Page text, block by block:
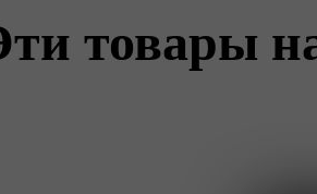
товары